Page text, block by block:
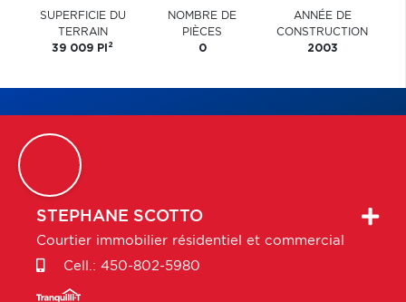
SUPERFICIE DU
TERRAIN
39 009 PI 2
NOMBRE DE
PIÈCES
0
ANNÉE DE
CONSTRUCTION
2003
STEPHANE SCOTTO
Courtier immobilier résidentiel et commercial
Cell.: 450-802-5980